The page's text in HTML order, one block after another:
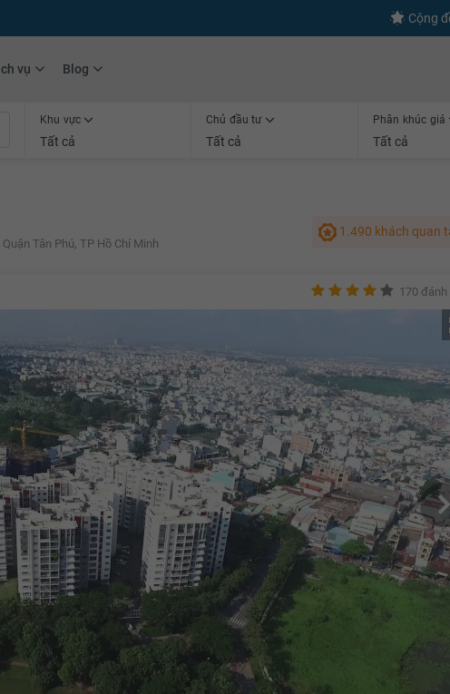
Cộng
vụ Blog
Khu vực
Tất cả
Chủ đầu tư
Tất cả
Phân khúc giá
Tất cả
Tân Phú, TP Hồ Chí Minh
1.490 khách quan
170 đánh